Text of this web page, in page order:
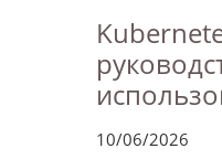
10/06/2026